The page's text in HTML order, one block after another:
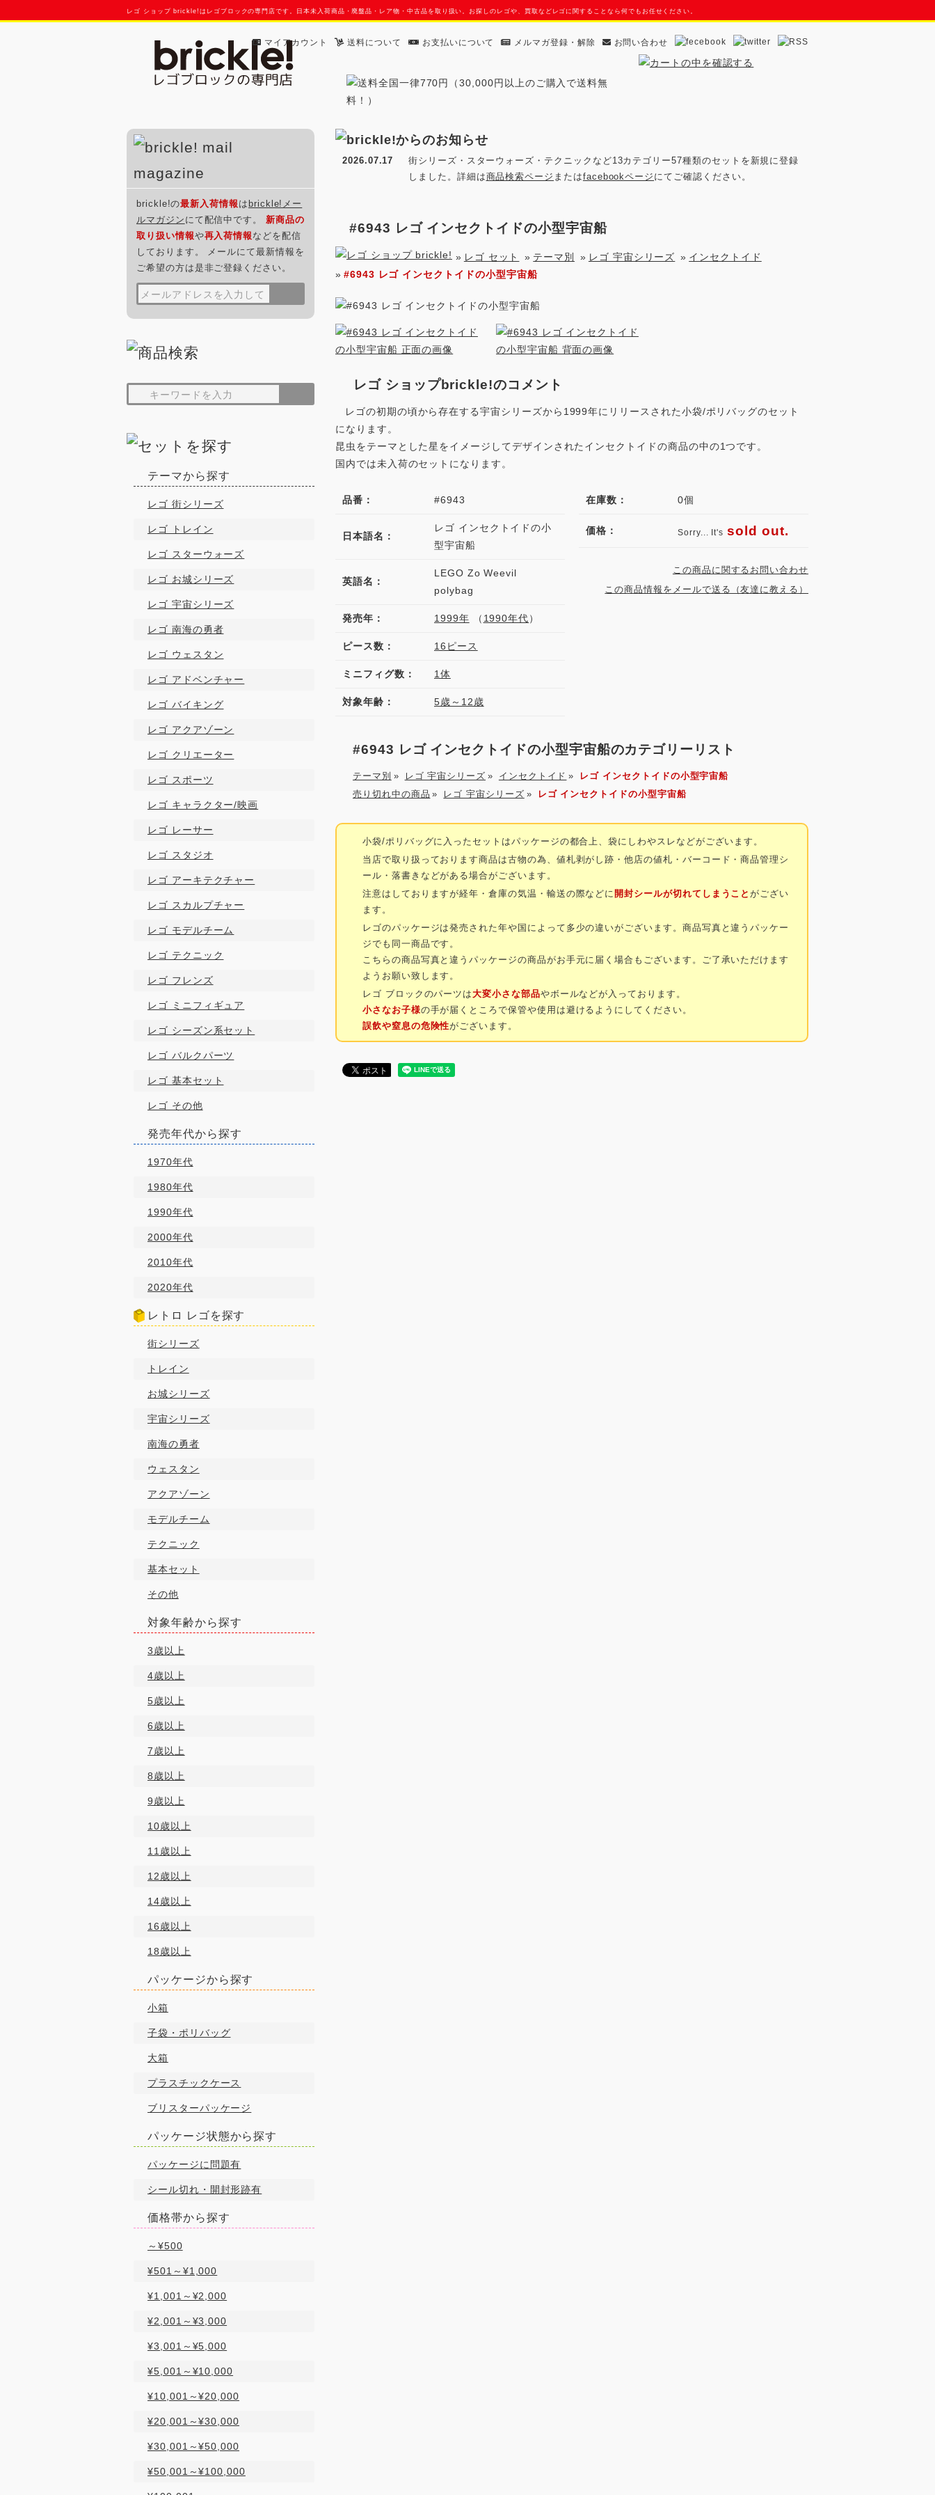
レゴ ショップ brickle!はレゴブロックの専門店です。日本未入荷商品・廃盤品・レア物・中古品を取り扱い。お探しのレゴや、買取などレゴに関することなら何でもお任せください。
マイアカウント 送料について お支払いについて メルマガ登録・解除 お問い合わせ
2026.07.17
街シリーズ・スターウォーズ・テクニックなど13カテゴリー57種類のセットを新規に登録
しました。詳細は商品検索ページ またはfacebookページ にてご確認ください。
#6943 レゴ インセクトイドの小型宇宙船
» レゴ セット » テーマ別 » レゴ 宇宙シリーズ » インセクトイド
» #6943 レゴ インセクトイドの小型宇宙船
レゴ ショップbrickle!のコメント
レゴの初期の頃から存在する宇宙シリーズから1999年にリリースされた小袋/ポリバッグのセット
になります。
昆虫をテーマとした星をイメージしてデザインされたインセクトイドの商品の中の1つです。
国内では未入荷のセットになります。
品番： #6943
日本語名：
レゴ インセクトイドの小
型宇宙船
英語名：
LEGO Zo Weevil
polybag
発売年： 1999年 （ 1990年代）
ピース数： 16ピース
ミニフィグ数： 1体
対象年齢： 5歳～12歳
在庫数： 0個
価格： Sorry... It's sold out.
この商品に関するお問い合わせ
この商品情報をメールで送る（友達に教える）
#6943 レゴ インセクトイドの小型宇宙船のカテゴリーリスト
テーマ別 » レゴ 宇宙シリーズ » インセクトイド »
レゴ インセクトイドの小型宇宙船
売り切れ中の商品 » レゴ 宇宙シリーズ » レゴ インセクトイドの小型宇宙船
小袋/ポリバッグに入ったセットはパッケージの都合上、袋にしわやスレなどがございます。
当店で取り扱っております商品は古物の為、値札剥がし跡・他店の値札・バーコード・商品管理シ
ール・落書きなどがある場合がございます。
注意はしておりますが経年・倉庫の気温・輸送の際などに 開封シールが切れてしまうことがござい
ます。
レゴのパッケージは発売された年や国によって多少の違いがございます。商品写真と違うパッケー
ジでも同一商品です。
こちらの商品写真と違うパッケージの商品がお手元に届く場合もございます。ご了承いただけます
ようお願い致します。
レゴ ブロックのパーツは大変小さな部品やボールなどが入っております。
小さなお子様の手が届くところで保管や使用は避けるようにしてください。
誤飲や窒息の危険性がございます。
brickle!の最新入荷情報 は brickle!メー
ルマガジン にて配信中です。新商品の
取り扱い情報や再入荷情報 などを配信
しております。 メールにて最新情報を
ご希望の方は是非ご登録ください。
テーマから探す
レゴ 街シリーズ
レゴ トレイン
レゴ スターウォーズ
レゴ お城シリーズ
レゴ 宇宙シリーズ
レゴ 南海の勇者
レゴ ウェスタン
レゴ アドベンチャー
レゴ バイキング
レゴ アクアゾーン
レゴ クリエーター
レゴ スポーツ
レゴ キャラクター/映画
レゴ レーサー
レゴ スタジオ
レゴ アーキテクチャー
レゴ スカルプチャー
レゴ モデルチーム
レゴ テクニック
レゴ フレンズ
レゴ ミニフィギュア
レゴ シーズン系セット
レゴ バルクパーツ
レゴ 基本セット
レゴ その他
発売年代から探す
1970年代
1980年代
1990年代
2000年代
2010年代
2020年代
レトロ レゴを探す
街シリーズ
トレイン
お城シリーズ
宇宙シリーズ
南海の勇者
ウェスタン
アクアゾーン
モデルチーム
テクニック
基本セット
その他
対象年齢から探す
3歳以上
4歳以上
5歳以上
6歳以上
7歳以上
8歳以上
9歳以上
10歳以上
11歳以上
12歳以上
14歳以上
16歳以上
18歳以上
パッケージから探す
小箱
子袋・ポリバッグ
大箱
プラスチックケース
ブリスターパッケージ
パッケージ状態から探す
パッケージに問題有
シール切れ・開封形跡有
価格帯から探す
～¥500
¥501～¥1,000
¥1,001～¥2,000
¥2,001～¥3,000
¥3,001～¥5,000
¥5,001～¥10,000
¥10,001～¥20,000
¥20,001～¥30,000
¥30,001～¥50,000
¥50,001～¥100,000